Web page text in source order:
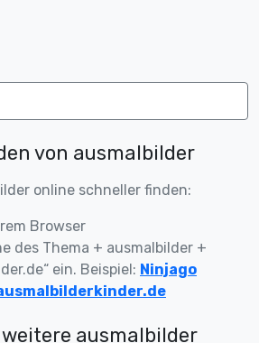
von ausmalbilder
online schneller finden:
Browser
des Thema + ausmalbilder +
ein. Beispiel: Ninjago
weitere ausmalbilder